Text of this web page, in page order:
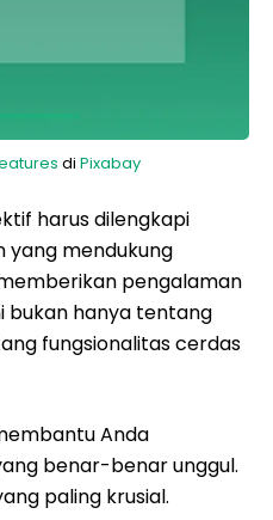
di Pixabay
harus dilengkapi
mendukung
pengalaman
bukan hanya tentang
fungsionalitas cerdas
Anda
benar-benar unggul.
paling krusial.